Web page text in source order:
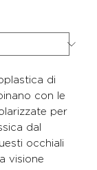
di
con le
per
dal
occhiali
visione